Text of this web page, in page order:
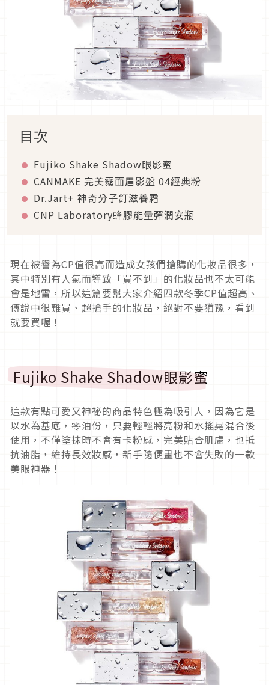
目次
Fujiko Shake Shadow眼影蜜
CANMAKE 完美霧面眉影盤 04經典粉
Dr.Jart+ 神奇分子釘滋養霜
CNP Laboratory蜂膠能量彈潤安瓶
現在被譽為CP值很高而造成女孩們搶購的化妝品很多，
其中特別有人氣而導致「買不到」的化妝品也不太可能
會是地雷，所以這篇要幫大家介紹四款冬季CP值超高、
傳說中很難買、超搶手的化妝品，絕對不要猶豫，看到
就要買喔！
Fujiko Shake Shadow眼影蜜
這款有點可愛又神祕的商品特色極為吸引人，因為它是
以水為基底，零油份，只要輕輕將亮粉和水搖晃混合後
使用，不僅塗抹時不會有卡粉感，完美貼合肌膚，也抵
抗油脂，維持長效妝感，新手隨便畫也不會失敗的一款
美眼神器！